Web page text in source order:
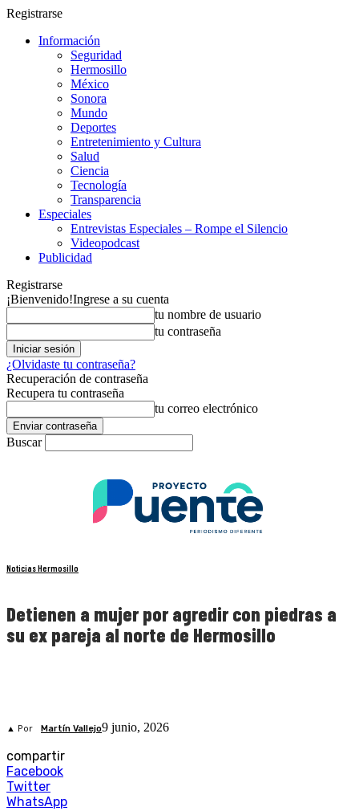
Registrarse
Información
Seguridad
Hermosillo
México
Sonora
Mundo
Deportes
Entretenimiento y Cultura
Salud
Ciencia
Tecnología
Transparencia
Especiales
Entrevistas Especiales – Rompe el Silencio
Videopodcast
Publicidad
Registrarse
¡Bienvenido!Ingrese a su cuenta
tu nombre de usuario
tu contraseña
¿Olvidaste tu contraseña?
Recuperación de contraseña
Recupera tu contraseña
tu correo electrónico
Buscar
Noticias Hermosillo
Detienen a mujer por agredir con piedras a
su ex pareja al norte de Hermosillo
▲ Por Martín Vallejo9 junio, 2026
compartir
Facebook
Twitter
WhatsApp